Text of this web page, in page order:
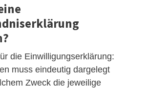
die Einwilligungserklärung:
muss eindeutig dargelegt
Zweck die jeweilige